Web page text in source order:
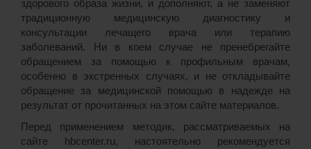
здорового образа жизни, и дополняют, а не заменяют
традиционную медицинскую диагностику и
консультации лечащего врача или терапию
заболеваний. Ни в коем случае не пренебрегайте
обращением за помощью к профильным врачам,
особенно в экстренных случаях, и не откладывайте
обращение за медицинской помощью в надежде на
результат от прочитанных на этом сайте материалов.
Перед применением методик, рассматриваемых на
сайте hbcenter.ru, настоятельно рекомендуется